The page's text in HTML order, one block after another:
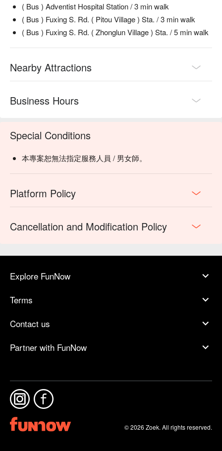
( Bus ) Adventist Hospital Station / 3 min walk
( Bus ) Fuxing S. Rd. ( Pitou Village ) Sta. / 3 min walk
( Bus ) Fuxing S. Rd. ( Zhonglun Village ) Sta. / 5 min walk
Nearby Attractions
Business Hours
Special Conditions
本專案恕無法指定服務人員 / 男女師。
Platform Policy
Cancellation and Modification Policy
Explore FunNow
Terms
Contact us
Partner with FunNow
© 2026 Zoek. All rights reserved.